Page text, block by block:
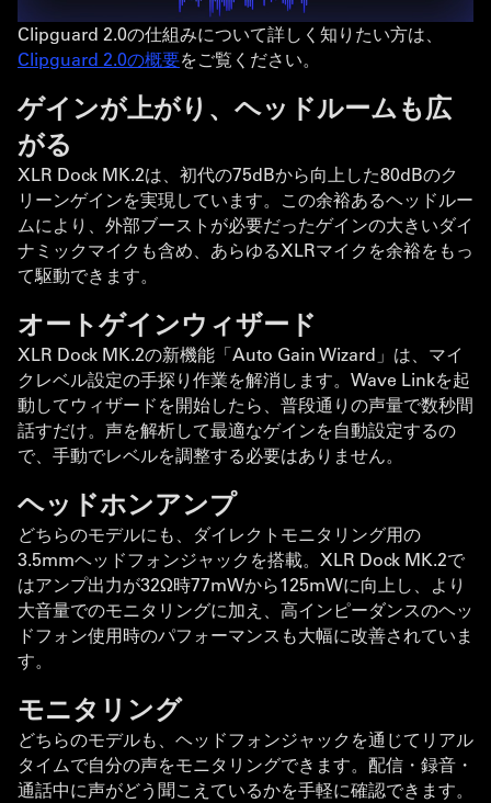
Clipguard 2.0の仕組みについて詳しく知りたい方は、
Clipguard 2.0の概要をご覧ください。
ゲインが上がり、ヘッドルームも広
がる
XLR Dock MK.2は、初代の75dBから向上した80dBのク
リーンゲインを実現しています。この余裕あるヘッドルー
ムにより、外部ブーストが必要だったゲインの大きいダイ
ナミックマイクも含め、あらゆるXLRマイクを余裕をもっ
て駆動できます。
オートゲインウィザード
XLR Dock MK.2の新機能「Auto Gain Wizard」は、マイ
クレベル設定の手探り作業を解消します。Wave Linkを起
動してウィザードを開始したら、普段通りの声量で数秒間
話すだけ。声を解析して最適なゲインを自動設定するの
で、手動でレベルを調整する必要はありません。
ヘッドホンアンプ
どちらのモデルにも、ダイレクトモニタリング用の
3.5mmヘッドフォンジャックを搭載。XLR Dock MK.2で
はアンプ出力が32Ω時77mWから125mWに向上し、より
大音量でのモニタリングに加え、高インピーダンスのヘッ
ドフォン使用時のパフォーマンスも大幅に改善されていま
す。
モニタリング
どちらのモデルも、ヘッドフォンジャックを通じてリアル
タイムで自分の声をモニタリングできます。配信・録音・
通話中に声がどう聞こえているかを手軽に確認できます。